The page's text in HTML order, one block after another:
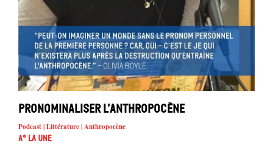
Pronominaliser l’Anthropocène
Podcast | Littérature | Anthropocène
A° la Une